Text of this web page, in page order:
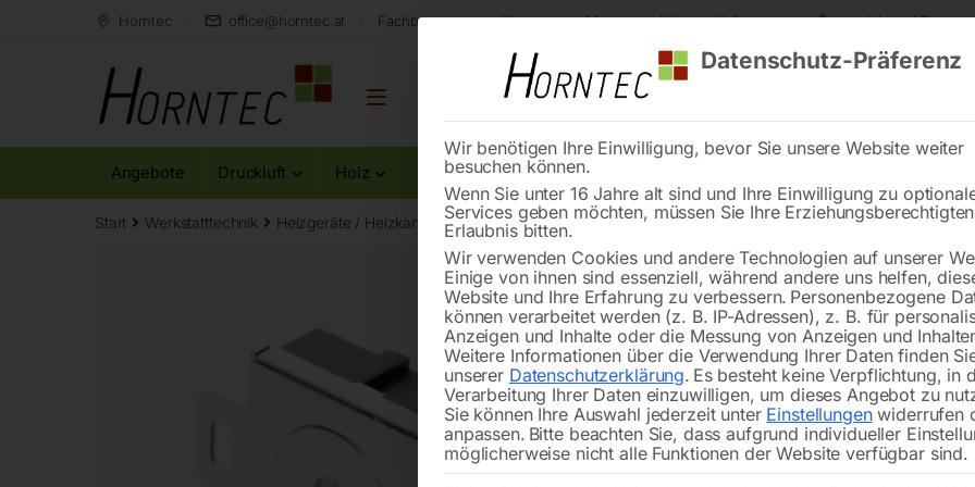
Horntec office@horntec.at Fachberatung aus Kärnten Markenqualität Lieferung nach Österreich und
Angebote Druckluft Holz Metall Reinigung
Start Werkstatttechnik Heizgeräte / Heizkanonen Temperaturfühler (Nr. 18) für EUROHEAT DE 15000
🔍
Temperaturfühler
Datenschutz-Präferenz
Wir benötigen Ihre Einwilligung, bevor Sie unsere Website weiter
besuchen können.
Wenn Sie unter 16 Jahre alt sind und Ihre Einwilligung zu
Services geben möchten, müssen Sie Ihre
Erlaubnis bitten.
Wir verwenden Cookies und andere Technologien auf unserer
Einige von ihnen sind essenziell, während andere uns helfen,
Website und Ihre Erfahrung zu verbessern. Personenbezogene
können verarbeitet werden (z. B. IP-Adressen), z. B. für
Anzeigen und Inhalte oder die Messung von Anzeigen und
Weitere Informationen über die Verwendung Ihrer Daten finden
unserer Datenschutzerklärung. Es besteht keine Verpflichtung, in
Verarbeitung Ihrer Daten einzuwilligen, um dieses Angebot zu
Sie können Ihre Auswahl jederzeit unter Einstellungenwiderrufen
anpassen. Bitte beachten Sie, dass aufgrund individueller
möglicherweise nicht alle Funktionen der Website verfügbar sind.